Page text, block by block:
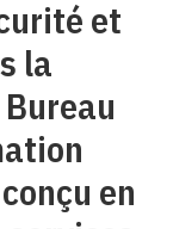
et
la
en